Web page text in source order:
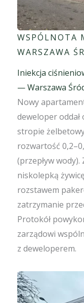
WSPÓLNOTA
WARSZAWA
Iniekcja
— Warszawa
Nowy
deweloper
stropie
rozwartość
(przepływ
niskolepką
rozstawem
zatrzymanie
Protokół
zarządowi
z deweloperem.